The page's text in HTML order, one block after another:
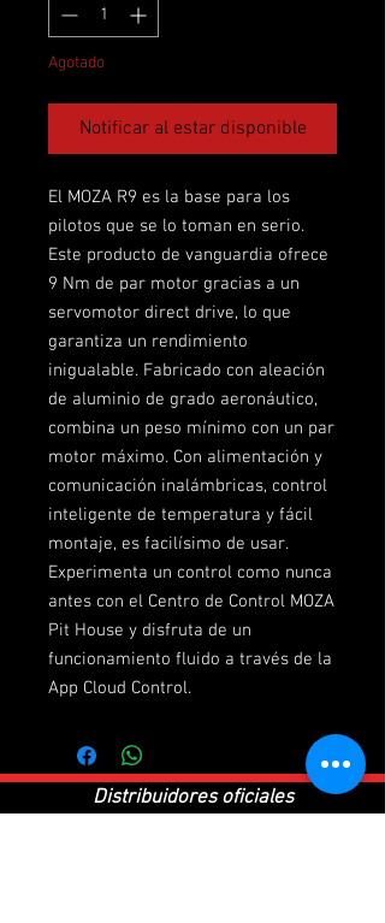
Agotado
Notificar al estar disponible
El MOZA R9 es la base para los
pilotos que se lo toman en serio.
Este producto de vanguardia ofrece
9 Nm de par motor gracias a un
servomotor direct drive, lo que
garantiza un rendimiento
inigualable. Fabricado con aleación
de aluminio de grado aeronáutico,
combina un peso mínimo con un par
motor máximo. Con alimentación y
comunicación inalámbricas, control
inteligente de temperatura y fácil
montaje, es facilísimo de usar.
Experimenta un control como nunca
antes con el Centro de Control MOZA
Pit House y disfruta de un
funcionamiento fluido a través de la
App Cloud Control.
Distribuidores oficiales